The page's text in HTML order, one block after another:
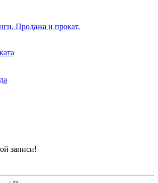
Продажа и прокат.
записи!